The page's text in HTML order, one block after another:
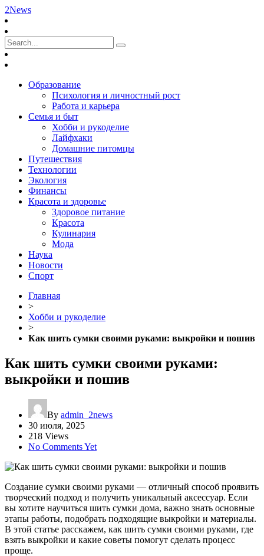
2News
Образование
Психология и личностный рост
Работа и карьера
Семья и быт
Хобби и рукоделие
Лайфхаки
Домашние питомцы
Путешествия
Технологии
Экология
Финансы
Красота и здоровье
Здоровое питание
Красота
Кулинария
Мода
Наука
Новости
Спорт
Главная
>
Хобби и рукоделие
>
Как шить сумки своими руками: выкройки и пошив
Как шить сумки своими руками:
выкройки и пошив
By admin_2news
30 июля, 2025
218 Views
No Comments Yet
Создание сумки своими руками — отличный способ проявить
творческий подход и получить уникальный аксессуар. Если
вы хотите научиться шить сумки дома, важно знать основные
этапы работы, подобрать подходящие выкройки и материалы.
В этой статье расскажем, как шить сумки своими руками, где
взять выкройки и какие советы помогут сделать процесс
проще.